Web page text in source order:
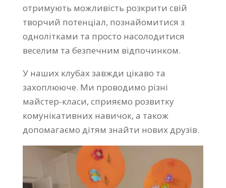
отримують можливість розкрити свій
творчий потенціал, познайомитися з
однолітками та просто насолодитися
веселим та безпечним відпочинком.
У наших клубах завжди цікаво та
захоплююче. Ми проводимо різні
майстер-класи, сприяємо розвитку
комунікативних навичок, а також
допомагаємо дітям знайти нових друзів.